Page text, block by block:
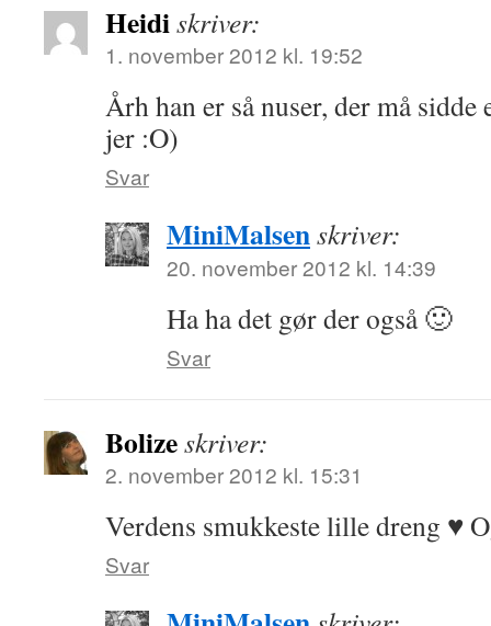
Heidiskriver:
1. november 2012 kl. 19:52
Årh han er så nuser, der må
jer :O)
Svar
MiniMalsenskriver:
20. november 2012 kl. 14:39
Ha ha det gør der også 🙂
Svar
Bolizeskriver:
2. november 2012 kl. 15:31
Verdens smukkeste lille dreng ♥
Svar